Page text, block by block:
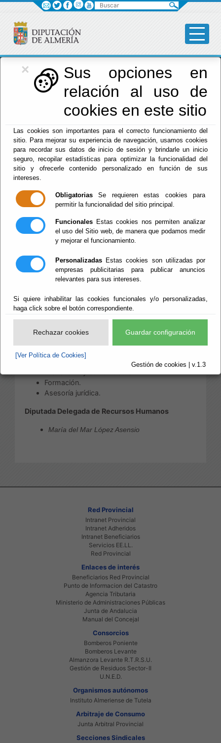
×
Sus opciones en
relación al uso de
cookies en este sitio
Las cookies son importantes para el correcto funcionamiento del
sitio. Para mejorar su experiencia de navegación, usamos cookies
para recordar sus datos de inicio de sesión y brindarle un inicio
seguro, recopilar estadísticas para optimizar la funcionalidad del
sitio y ofrecerle contenido personalizado en función de sus
intereses.
Obligatorias Se requieren estas cookies para
permitir la funcionalidad del sitio principal.
Funcionales Estas cookies nos permiten analizar
el uso del Sitio web, de manera que podamos medir
y mejorar el funcionamiento.
Personalizadas Estas cookies son utilizadas por
empresas publicitarias para publicar anuncios
relevantes para sus intereses.
Si quiere inhabilitar las cookies funcionales y/o personalizadas,
haga click sobre el botón correspondiente.
Rechazar cookies Guardar configuración
[Ver Política de Cookies]
Gestión de cookies | v.1.3
Diputación
Menú Diputación
Recursos
humanos
Área de Recursos Humanos
Las competencias de esta Área, distribuidas
Atender las necesidades de carácter instrumental
de las dependencias de la Diputación de Almería
de carácter finalista en las materias de:
Archivo y Biblioteca.
BOP y publicaciones.
Patrimonio y contratación.
Recursos humanos.
Formación.
Asesoría jurídica.
Diputada Delegada de Recursos Humanos
María del Mar López Asensio
Red Provincial
Intranet Provincial
Intranet Adheridos
Intranet Beneficiarios
Servicios EE.LL.
Red Provincial
Enlaces de interés
Beneficiarios Red Provincial
Punto de Informacion del Catastro
Agencia Tributaria
Ministerio de Administraciones Públicas
Junta de Andalucia
Manual del Concejal
Consorcios
Bomberos Poniente
Bomberos Levante
Almanzora Levante R.T.R.S.U.
Gestión de Residuos Sector-II
U.N.E.D.
Organismos autónomos
Instituto Almeriense de Tutela
Arbitraje de Consumo
Junta Arbitral Provincial
Secciones Sindicales
Buscar